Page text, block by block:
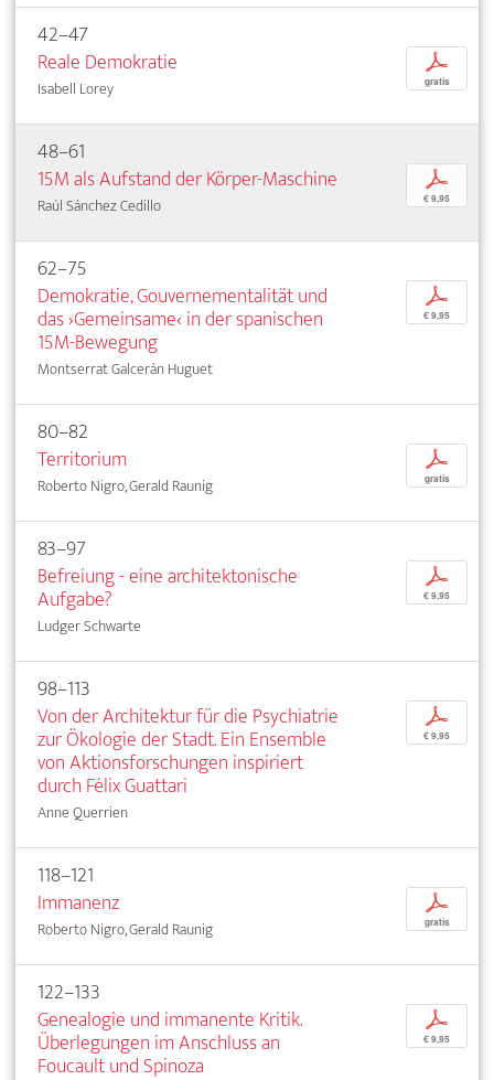
42–47
Reale Demokratie
Isabell Lorey
p
gratis
48–61
15M als Aufstand der Körper-Maschine
Raúl Sánchez Cedillo
p
€ 9,95
62–75
Demokratie, Gouvernementalität und
das ›Gemeinsame‹ in der spanischen
15M-Bewegung
Montserrat Galcerán Huguet
p
€ 9,95
80–82
Territorium
Roberto Nigro, Gerald Raunig
p
gratis
83–97
Befreiung - eine architektonische
Aufgabe?
Ludger Schwarte
p
€ 9,95
98–113
Von der Architektur für die Psychiatrie
zur Ökologie der Stadt. Ein Ensemble
von Aktionsforschungen inspiriert
durch Félix Guattari
Anne Querrien
p
€ 9,95
118–121
Immanenz
Roberto Nigro, Gerald Raunig
p
gratis
122–133
Genealogie und immanente Kritik.
Überlegungen im Anschluss an
Foucault und Spinoza
p
€ 9,95